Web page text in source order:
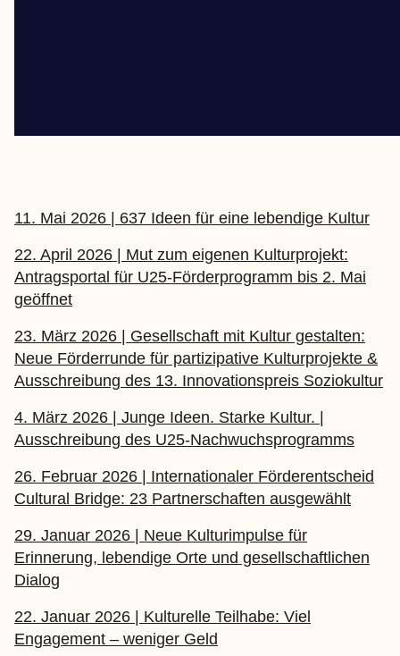
11. Mai 2026 | 637 Ideen für eine lebendige Kultur
22. April 2026 | Mut zum eigenen Kulturprojekt:
Antragsportal für U25-Förderprogramm bis 2. Mai
geöffnet
23. März 2026 | Gesellschaft mit Kultur gestalten:
Neue Förderrunde für partizipative Kulturprojekte &
Ausschreibung des 13. Innovationspreis Soziokultur
4. März 2026 | Junge Ideen. Starke Kultur. |
Ausschreibung des U25-Nachwuchsprogramms
26. Februar 2026 | Internationaler Förderentscheid
Cultural Bridge: 23 Partnerschaften ausgewählt
29. Januar 2026 | Neue Kulturimpulse für
Erinnerung, lebendige Orte und gesellschaftlichen
Dialog
22. Januar 2026 | Kulturelle Teilhabe: Viel
Engagement – weniger Geld